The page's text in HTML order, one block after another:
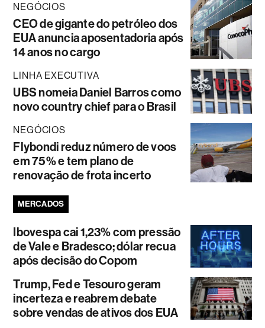
NEGÓCIOS
CEO de gigante do petróleo dos
EUA anuncia aposentadoria após
14 anos no cargo
LINHA EXECUTIVA
UBS nomeia Daniel Barros como
novo country chief para o Brasil
NEGÓCIOS
Flybondi reduz número de voos
em 75% e tem plano de
renovação de frota incerto
MERCADOS
Ibovespa cai 1,23% com pressão
de Vale e Bradesco; dólar recua
após decisão do Copom
Trump, Fed e Tesouro geram
incerteza e reabrem debate
sobre vendas de ativos dos EUA